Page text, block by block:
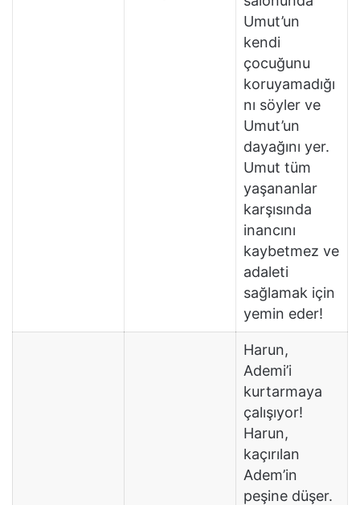
Umut’un
kendi
çocuğunu
koruyamadığı
nı söyler ve
Umut’un
dayağını yer.
Umut tüm
yaşananlar
karşısında
inancını
kaybetmez ve
adaleti
sağlamak için
yemin eder!
Harun,
Ademi’i
kurtarmaya
çalışıyor!
Harun,
kaçırılan
Adem’in
peşine düşer.